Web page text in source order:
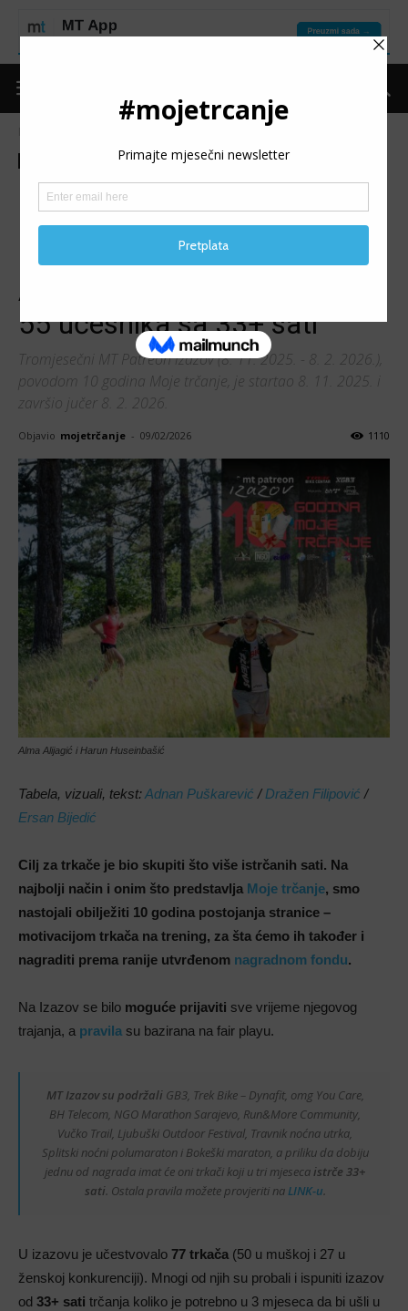
Izdvojeno Patreon Trke Vijesti
MT PATREON IZAZOV – 10
GODINA MOJE TRČANJE:
Harun Huseinbašić i Alma
Alijagić najduže u aktivnosti;
55 učesnika sa 33+ sati
Tromjesečni MT Patreon izazov (8. 11. 2025. - 8. 2. 2026.),
povodom 10 godina Moje trčanje, je startao 8. 11. 2025. i
završio jučer 8. 2. 2026.
Objavio mojetrčanje - 09/02/2026 1110
Alma Alijagić i Harun Huseinbašić
Tabela, vizuali, tekst:Adnan Puškarević / Dražen Filipović /
Ersan Bijedić
Cilj za trkače je bio skupiti što više istrčanih sati. Na
najbolji način i onim što predstavlja Moje trčanje, smo
nastojali obilježiti 10 godina postojanja stranice –
motivacijom trkača na trening, za šta ćemo ih također i
nagraditi prema ranije utvrđenom nagradnom fondu.
Na Izazov se bilo moguće prijaviti sve vrijeme njegovog
trajanja, a pravila su bazirana na fair playu.
MT Izazov su podržaliGB3, Trek Bike – Dynafit, omg You Care,
BH Telecom, NGO Marathon Sarajevo, Run&More Community,
Vučko Trail, Ljubuški Outdoor Festival, Travnik noćna utrka,
Splitski noćni polumaraton i Bokeški maraton, a priliku da dobiju
jednu od nagrada imat će oni trkači koji u tri mjeseca istrče 33+
sati. Ostala pravila možete provjeriti naLINK-u.
U izazovu je učestvovalo 77 trkača (50 u muškoj i 27 u
ženskoj konkurenciji). Mnogi od njih su probali i ispuniti izazov
od 33+ sati trčanja koliko je potrebno u 3 mjeseca da bi ušli u